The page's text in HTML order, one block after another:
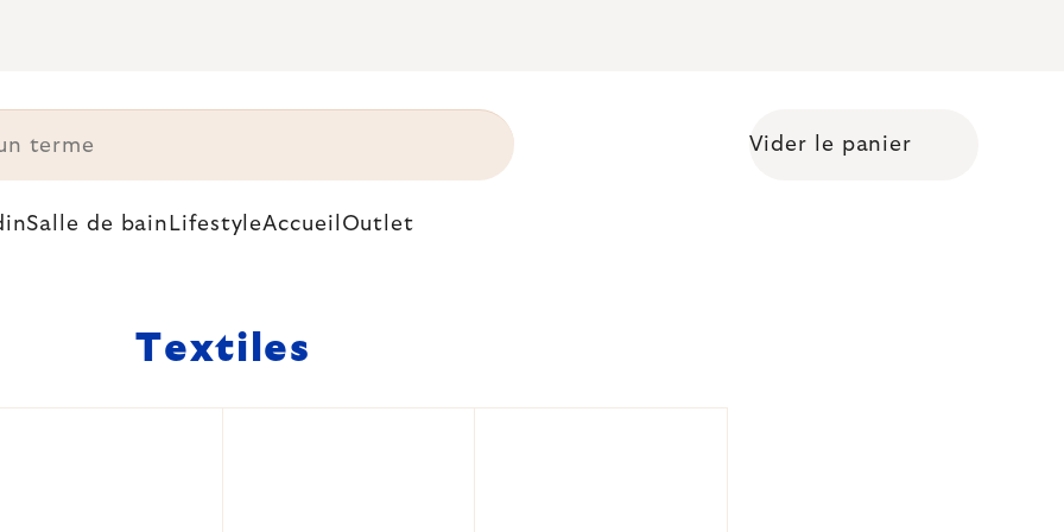
Shopping cart
Vider le panier
Salle de bain LifestyleAccueil Outlet
Textiles